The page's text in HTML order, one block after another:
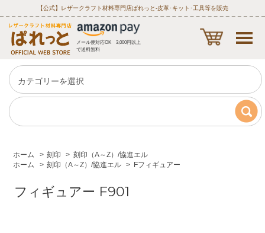
【公式】レザークラフト材料専門店ぱれっと‐皮革･キット･工具等を販売
メール便対応OK 3,000円以上
で送料無料
ホーム > 刻印 > 刻印（A～Z）/協進エル
ホーム
> 刻印（A～Z）/協進エル > Fフィギュアー
フィギュアー F901